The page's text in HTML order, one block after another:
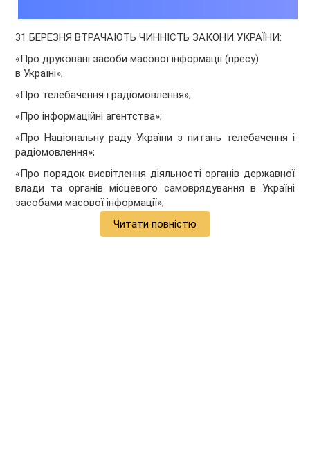
31 БЕРЕЗНЯ ВТРАЧАЮТЬ ЧИННІСТЬ ЗАКОНИ УКРАЇНИ:
«Про друковані засоби масової інформації (пресу)
в Україні»;
«Про телебачення і радіомовлення»;
«Про інформаційні агентства»;
«Про Національну раду України з питань телебачення і
радіомовлення»;
«Про порядок висвітлення діяльності органів державної
влади та органів місцевого самоврядування в Україні
засобами масової інформації»;
Читати повністю